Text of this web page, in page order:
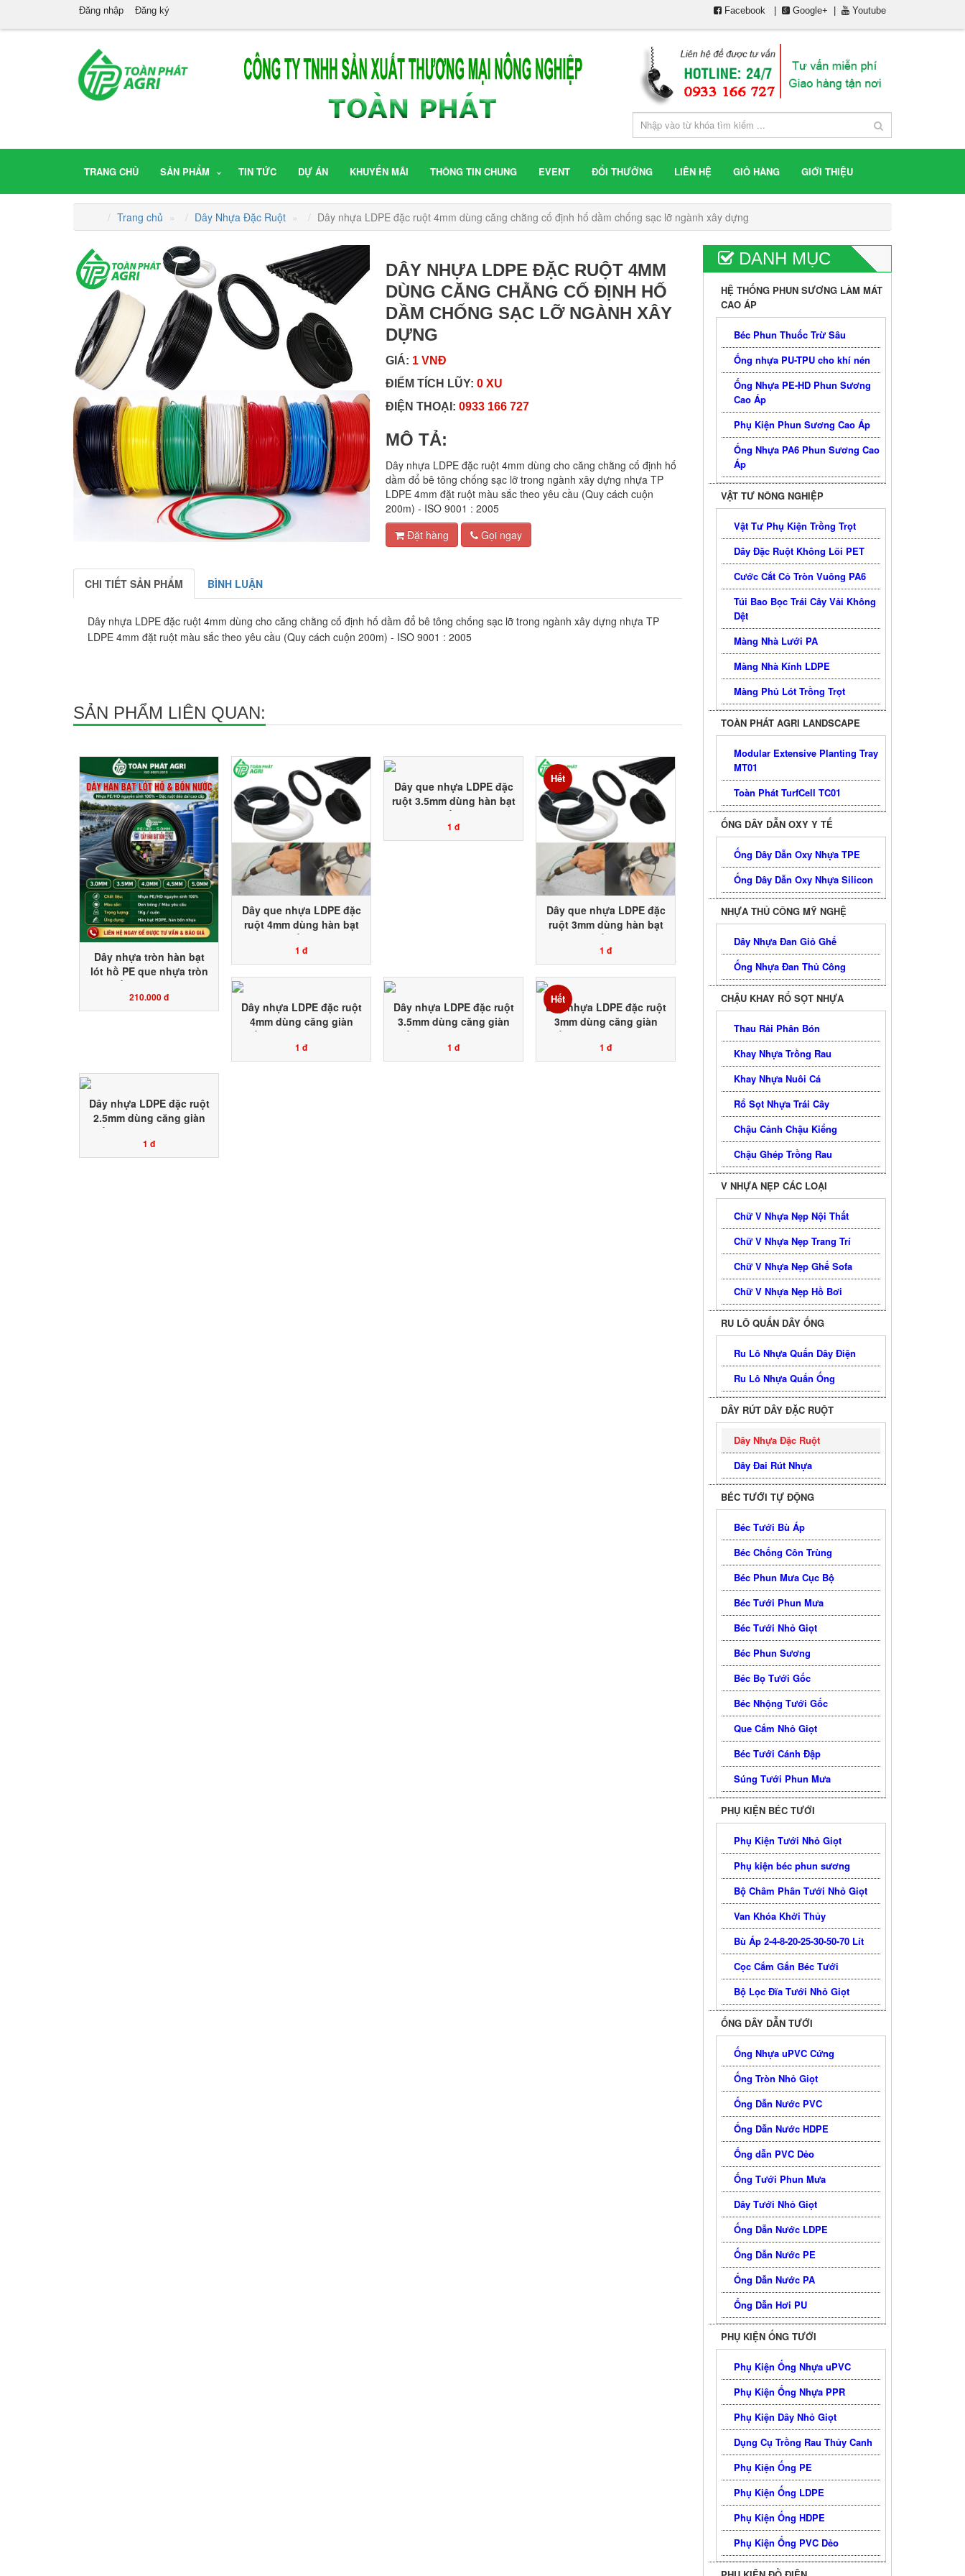
Đăng nhập Đăng ký Facebook Google+ Youtube
TRANG CHỦ SẢN PHẨM TIN TỨC DỰ ÁN KHUYẾN MÃI THÔNG TIN CHUNG EVENT ĐỔI THƯỞNG LIÊN HỆ GIỎ HÀNG GIỚI THIỆU
Trang chủ » Dây Nhựa Đặc Ruột » Dây nhựa LDPE đặc ruột 4mm dùng căng chằng cố định hố dầm chống sạc lỡ ngành xây dựng
DÂY NHỰA LDPE ĐẶC RUỘT 4MM
DÙNG CĂNG CHẰNG CỐ ĐỊNH HỐ
DẦM CHỐNG SẠC LỠ NGÀNH XÂY
DỰNG
GIÁ: 1 VNĐ
ĐIỂM TÍCH LŨY: 0 XU
ĐIỆN THOẠI: 0933 166 727
MÔ TẢ:
Dây nhựa LDPE đặc ruột 4mm dùng cho căng chằng cố định hố
dầm đổ bê tông chống sạc lỡ trong ngành xây dựng nhựa TP
LDPE 4mm đặt ruột màu sắc theo yêu cầu (Quy cách cuộn
200m) - ISO 9001 : 2005
Đặt hàng
Gọi ngay
CHI TIẾT SẢN PHẨM BÌNH LUẬN
Dây nhựa LDPE đặc ruột 4mm dùng cho căng chằng cố định hố dầm đổ bê tông chống sạc lỡ trong ngành xây dựng nhựa TP
LDPE 4mm đặt ruột màu sắc theo yêu cầu (Quy cách cuộn 200m) - ISO 9001 : 2005
SẢN PHẨM LIÊN QUAN:
Dây nhựa tròn hàn bạt
lót hồ PE que nhựa tròn
hàn bồn chứa nước HD
đặc ruột Toàn Phát Agri
sản xuất HỘP 1KG
210.000 đ
Dây que nhựa LDPE đặc
ruột 4mm dùng hàn bạt
HDPE lót hồ chứa nước
nuôi trồng thủy hải sản
1 đ
Dây que nhựa LDPE đặc
ruột 3.5mm dùng hàn bạt
HDPE lót hồ chứa nước
nuôi trồng thủy hải sản
1 đ
Dây que nhựa LDPE đặc
ruột 3mm dùng hàn bạt
HDPE lót hồ chứa nước
nuôi trồng thủy hải sản
1 đ
Hết
Dây nhựa LDPE đặc ruột
4mm dùng căng giàn
trồng hoa màu dây leo
chanh dây bầu bí mướp
1 đ
Dây nhựa LDPE đặc ruột
3.5mm dùng căng giàn
trồng hoa màu dây leo
chanh dây bầu bí mướp
1 đ
Dây nhựa LDPE đặc ruột
3mm dùng căng giàn
trồng hoa màu dây leo
chanh dây bầu bí mướp
1 đ
Hết
Dây nhựa LDPE đặc ruột
2.5mm dùng căng giàn
trồng hoa màu dây leo
chanh dây bầu bí mướp
1 đ
DANH MỤC
HỆ THỐNG PHUN SƯƠNG LÀM MÁT
CAO ÁP
Béc Phun Thuốc Trừ Sâu
Ống nhựa PU-TPU cho khí nén
Ống Nhựa PE-HD Phun Sương
Cao Áp
Phụ Kiện Phun Sương Cao Áp
Ống Nhựa PA6 Phun Sương Cao
Áp
VẬT TƯ NÔNG NGHIỆP
Vật Tư Phụ Kiện Trồng Trọt
Dây Đặc Ruột Không Lõi PET
Cước Cắt Cỏ Tròn Vuông PA6
Túi Bao Bọc Trái Cây Vải Không
Dệt
Màng Nhà Lưới PA
Màng Nhà Kính LDPE
Màng Phủ Lót Trồng Trọt
TOÀN PHÁT AGRI LANDSCAPE
Modular Extensive Planting Tray
MT01
Toàn Phát TurfCell TC01
ỐNG DÂY DẪN OXY Y TẾ
Ống Dây Dẫn Oxy Nhựa TPE
Ống Dây Dẫn Oxy Nhựa Silicon
NHỰA THỦ CÔNG MỸ NGHỆ
Dây Nhựa Đan Giỏ Ghế
Ống Nhựa Đan Thủ Công
CHẬU KHAY RỔ SỌT NHỰA
Thau Rải Phân Bón
Khay Nhựa Trồng Rau
Khay Nhựa Nuôi Cá
Rổ Sọt Nhựa Trái Cây
Chậu Cảnh Chậu Kiểng
Chậu Ghép Trồng Rau
V NHỰA NẸP CÁC LOẠI
Chữ V Nhựa Nẹp Nội Thất
Chữ V Nhựa Nẹp Trang Trí
Chữ V Nhựa Nẹp Ghế Sofa
Chữ V Nhựa Nẹp Hồ Bơi
RU LÔ QUẤN DÂY ỐNG
Ru Lô Nhựa Quấn Dây Điện
Ru Lô Nhựa Quấn Ống
DÂY RÚT DÂY ĐẶC RUỘT
Dây Nhựa Đặc Ruột
Dây Đai Rút Nhựa
BÉC TƯỚI TỰ ĐỘNG
Béc Tưới Bù Áp
Béc Chống Côn Trùng
Béc Phun Mưa Cục Bộ
Béc Tưới Phun Mưa
Béc Tưới Nhỏ Giọt
Béc Phun Sương
Béc Bọ Tưới Gốc
Béc Nhộng Tưới Gốc
Que Cắm Nhỏ Giọt
Béc Tưới Cánh Đập
Súng Tưới Phun Mưa
PHỤ KIỆN BÉC TƯỚI
Phụ Kiện Tưới Nhỏ Giọt
Phụ kiện béc phun sương
Bộ Châm Phân Tưới Nhỏ Giọt
Van Khóa Khởi Thủy
Bù Áp 2-4-8-20-25-30-50-70 Lít
Cọc Cắm Gắn Béc Tưới
Bộ Lọc Đĩa Tưới Nhỏ Giọt
ỐNG DÂY DẪN TƯỚI
Ống Nhựa uPVC Cứng
Ống Tròn Nhỏ Giọt
Ống Dẫn Nước PVC
Ống Dẫn Nước HDPE
Ống dẫn PVC Dẻo
Ống Tưới Phun Mưa
Dây Tưới Nhỏ Giọt
Ống Dẫn Nước LDPE
Ống Dẫn Nước PE
Ống Dẫn Nước PA
Ống Dẫn Hơi PU
PHỤ KIỆN ỐNG TƯỚI
Phụ Kiện Ống Nhựa uPVC
Phụ Kiện Ống Nhựa PPR
Phụ Kiện Dây Nhỏ Giọt
Dụng Cụ Trồng Rau Thủy Canh
Phụ Kiện Ống PE
Phụ Kiện Ống LDPE
Phụ Kiện Ống HDPE
Phụ Kiện Ống PVC Dẻo